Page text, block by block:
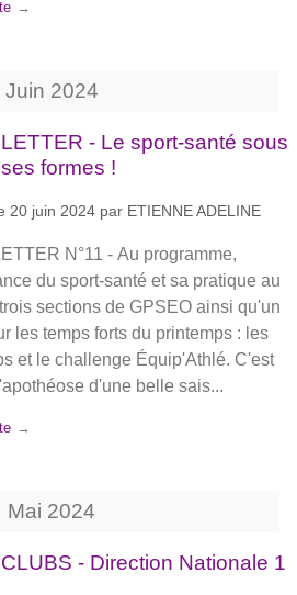
Juin 2024
- Le sport-santé sous
formes !
20 juin 2024 par ETIENNE ADELINE
N°11 - Au programme,
du sport-santé et sa pratique au
sections de GPSEO ainsi qu'un
les temps forts du printemps : les
et le challenge Équip'Athlé. C'est
d'une belle sais...
Mai 2024
- Direction Nationale 1